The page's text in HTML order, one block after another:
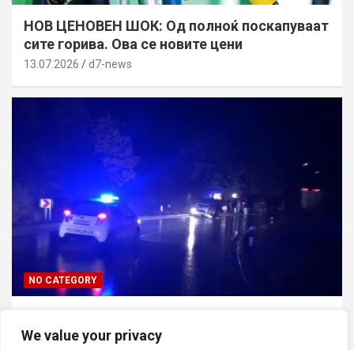
We value your privacy
НОВ ЦЕНОВЕН ШОК: Од полноќ поскапуваат
сите горива. Ова се новите цени
13.07.2026 d7-news
NO CATEGORY
татко си откако ја нападнал неговата мајка